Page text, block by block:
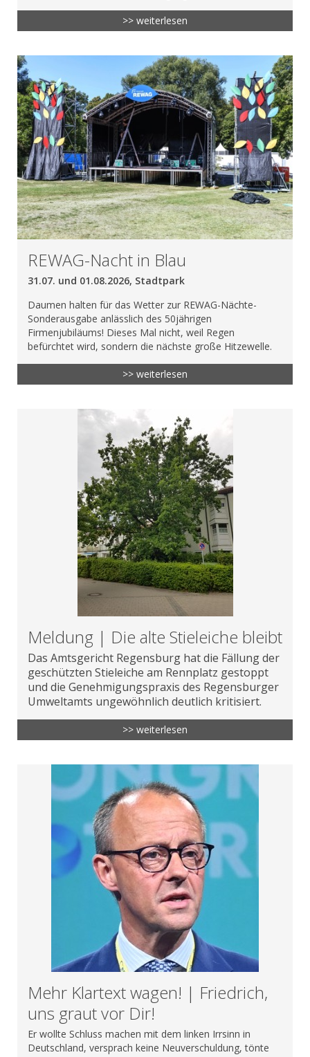
>> weiterlesen
REWAG-Nacht in Blau
31.07. und 01.08.2026, Stadtpark
Daumen halten für das Wetter zur REWAG-Nächte-
Sonderausgabe anlässlich des 50jährigen
Firmenjubiläums! Dieses Mal nicht, weil Regen
befürchtet wird, sondern die nächste große Hitzewelle.
>> weiterlesen
Meldung | Die alte Stieleiche bleibt
Das Amtsgericht Regensburg hat die Fällung der
geschützten Stieleiche am Rennplatz gestoppt
und die Genehmigungspraxis des Regensburger
Umweltamts ungewöhnlich deutlich kritisiert.
>> weiterlesen
Mehr Klartext wagen! | Friedrich,
uns graut vor Dir!
Er wollte Schluss machen mit dem linken Irrsinn in
Deutschland, versprach keine Neuverschuldung, tönte